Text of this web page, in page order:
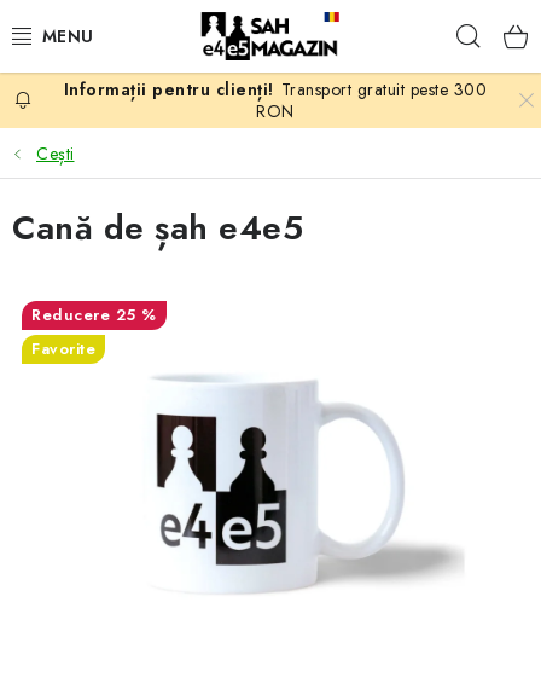
PROMOTII
ȘAH
PIESE DE ȘAH
CEAS DE ȘAH
Transport gratuit peste 300
RON
Cești
Cană de șah e4e5
25 %
Favorite